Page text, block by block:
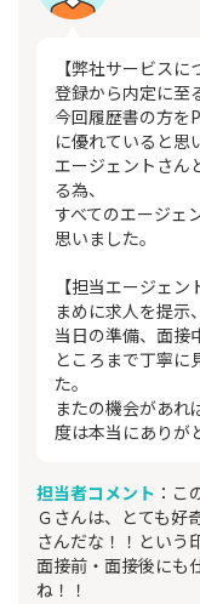
【弊社サービスに
登録から内定に至
今回履歴書の方を
に優れていると思
エージェントさん
る為、
すべてのエージェ
思いました。
【担当エージェン
まめに求人を提示
当日の準備、面接
ところまで丁寧に
た。
またの機会があれ
度は本当にありが
担当者コメント ：こ
Ｇさんは、とても好
さんだな！！という
面接前・面接後にも
ね！！